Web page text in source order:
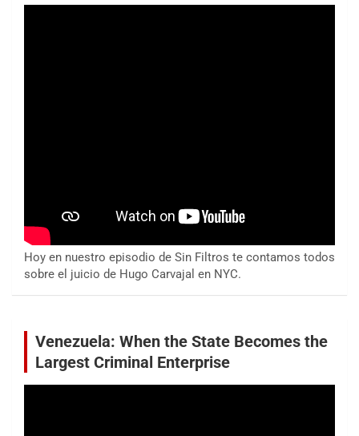
Hoy en nuestro episodio de Sin Filtros te contamos todos
sobre el juicio de Hugo Carvajal en NYC.
Venezuela: When the State Becomes the
Largest Criminal Enterprise